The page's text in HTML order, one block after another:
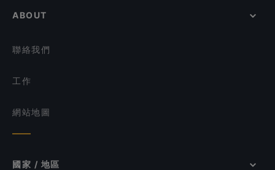
ABOUT
聯絡我們
工作
網站地圖
國家 / 地區